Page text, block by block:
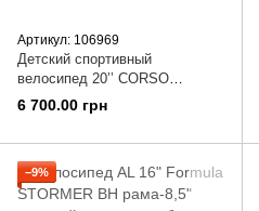
Артикул: 106969
Детский спортивный
велосипед 20’’ CORSO
«AERO» 31488 (1) стальная
рама, оборудование Saiguan, 7
6 700.00 грн
−9%